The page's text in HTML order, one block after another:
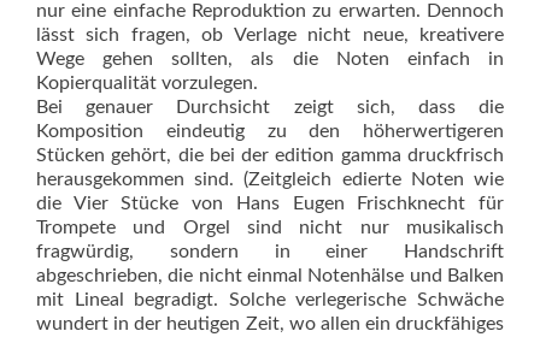
nur eine einfache Reproduktion zu erwarten. Dennoch
lässt sich fragen, ob Verlage nicht neue, kreativere
Wege gehen sollten, als die Noten einfach in
Kopierqualität vorzulegen.
Bei genauer Durchsicht zeigt sich, dass die
Komposition eindeutig zu den höherwertigeren
Stücken gehört, die bei der edition gamma druckfrisch
herausgekommen sind. (Zeitgleich edierte Noten wie
die Vier Stücke von Hans Eugen Frischknecht für
Trompete und Orgel sind nicht nur musikalisch
fragwürdig, sondern in einer Handschrift
abgeschrieben, die nicht einmal Notenhälse und Balken
mit Lineal begradigt. Solche verlegerische Schwäche
wundert in der heutigen Zeit, wo allen ein druckfähiges